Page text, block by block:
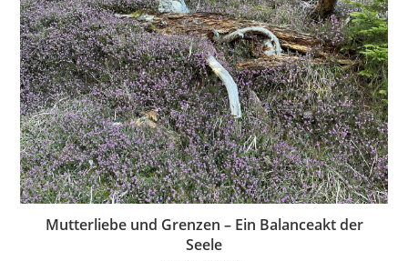
Mutterliebe und Grenzen – Ein Balanceakt der
Seele